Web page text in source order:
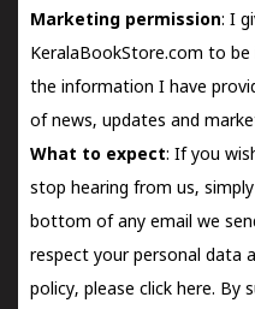
Marketing permission: I
KeralaBookStore.com to
the information I have
of news, updates and
What to expect: If you
stop hearing from us,
bottom of any email we
respect your personal data
policy, please click here. By